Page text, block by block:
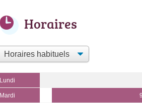
Horaires
Lundi
Mardi